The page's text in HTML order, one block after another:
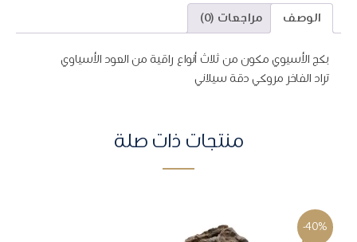
الوصف مراجعات (0)
بكج الأسيوي مكون من ثلاث أنواع راقية من العود الأسياوي
تراد الفاخر مروكي دقة سيلاني
منتجات ذات صلة
-40%